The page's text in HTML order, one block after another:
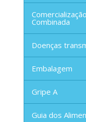
Combinada
Doenças
Embalagem
Gripe A
Guia dos